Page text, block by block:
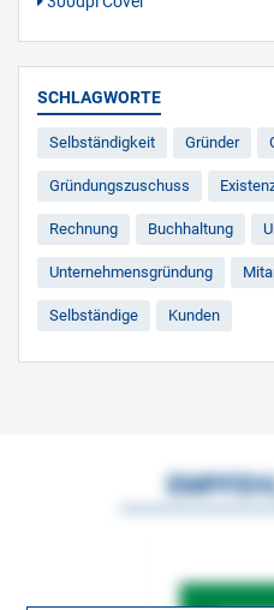
SCHLAGWORTE
Selbständigkeit Gründer
Gründungszuschuss
Rechnung Buchhaltung
Unternehmensgründung
Selbständige Kunden